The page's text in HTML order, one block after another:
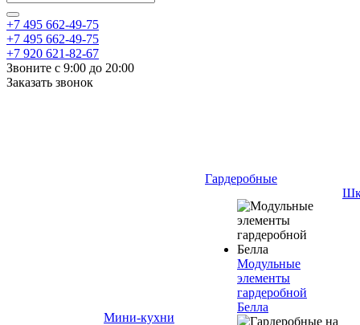
+7 495 662-49-75
+7 495 662-49-75
+7 920 621-82-67
Звоните с 9:00 до 20:00
Заказать звонок
Мини-кухни
Гардеробные
Модульные
элементы
гардеробной
Белла